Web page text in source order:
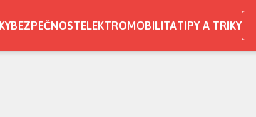
BEZPEČNOSTELEKTROMOBILITATIPY A TRIKY